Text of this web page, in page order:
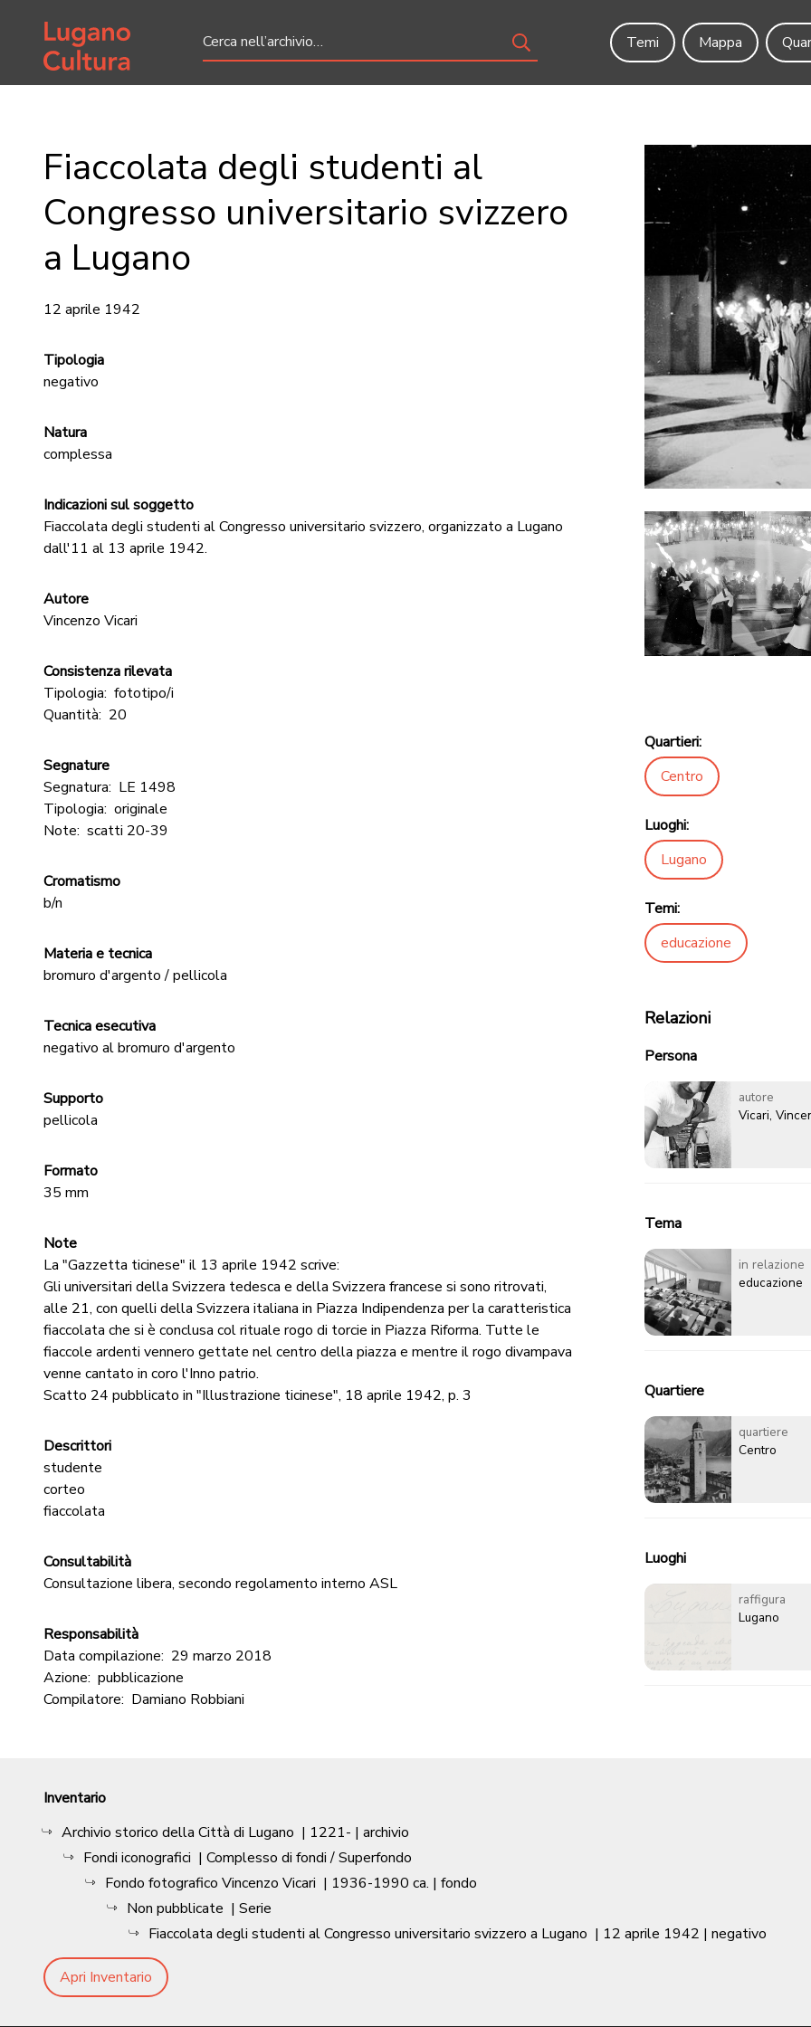
Home page
Temi
Mappa
Fiaccolata degli studenti al
Congresso universitario svizzero
a Lugano
12 aprile 1942
Tipologia
negativo
Natura
complessa
Indicazioni sul soggetto
Fiaccolata degli studenti al Congresso universitario svizzero, organizzato a Lugano
dall'11 al 13 aprile 1942.
Autore
Vincenzo Vicari
Consistenza rilevata
Tipologia: fototipo/i
Quantità: 20
Segnature
Segnatura: LE 1498
Tipologia: originale
Note: scatti 20-39
Cromatismo
b/n
Materia e tecnica
bromuro d'argento / pellicola
Tecnica esecutiva
negativo al bromuro d'argento
Supporto
pellicola
Formato
35 mm
Note
La "Gazzetta ticinese" il 13 aprile 1942 scrive:
Gli universitari della Svizzera tedesca e della Svizzera francese si sono ritrovati,
alle 21, con quelli della Svizzera italiana in Piazza Indipendenza per la caratteristica
fiaccolata che si è conclusa col rituale rogo di torcie in Piazza Riforma. Tutte le
fiaccole ardenti vennero gettate nel centro della piazza e mentre il rogo divampava
venne cantato in coro l'Inno patrio.
Scatto 24 pubblicato in "Illustrazione ticinese", 18 aprile 1942, p. 3
Descrittori
studente
corteo
fiaccolata
Consultabilità
Consultazione libera, secondo regolamento interno ASL
Responsabilità
Data compilazione: 29 marzo 2018
Azione: pubblicazione
Compilatore: Damiano Robbiani
Quartieri:
Centro
Luoghi:
Lugano
Temi:
educazione
Relazioni
Persona
autore
Vicari,
Tema
in relazione
educazione
Quartiere
quartiere
Centro
Luoghi
raffigura
Lugano
Inventario
Archivio storico della Città di Lugano | 1221- | archivio
Fondi iconografici | Complesso di fondi / Superfondo
Fondo fotografico Vincenzo Vicari | 1936-1990 ca. | fondo
Non pubblicate | Serie
Fiaccolata degli studenti al Congresso universitario svizzero a Lugano | 12 aprile 1942 | negativo
Apri Inventario